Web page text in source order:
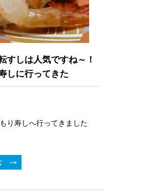
すしは人気ですね～！
しに行ってきた
り寿しへ行ってきました